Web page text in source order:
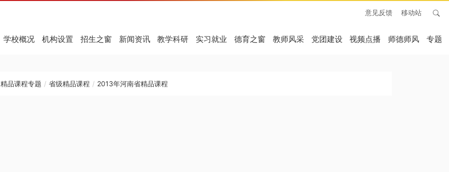
意见反馈 移动站
学校概况 机构设置 招生之窗 新闻资讯 教学科研 实习就业 德育之窗 教师风采 党团建设 视频点播 师德师风 专题
精品课程专题 / 省级精品课程 / 2013年河南省精品课程